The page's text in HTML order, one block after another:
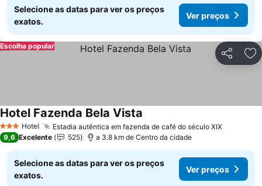
Selecione as datas para ver os preços
exatos.
Ver preços
Partilhar
Escolha popular
3 EstrelasHotel Estadia autêntica em fazenda de café do século XIXVer
Hotel Fazenda Bela Vista
9,6 Excelente 525 a 3.8 km de Centro da cidade
Selecione as datas para ver os preços
exatos.
Ver preços